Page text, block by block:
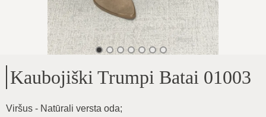
Kaubojiški Trumpi Batai 01003
Viršus - Natūrali versta oda;